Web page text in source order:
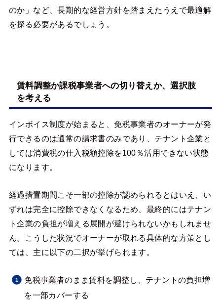
のか」など、長期的な経営方針を踏まえたうえで最適解
を探る必要があるでしょう。
賃料調整か課税事業者への切り替えか、選択肢
を考える
インボイス制度が始まると、免税事業者のオーナーが発
行できるのは通常の請求書のみであり、テナント企業と
しては消費税の仕入税額控除を100％活用できない状態
になります。
経過措置期間こそ一部の控除が認められるとはいえ、い
ずれは完全に控除できなくなるため、最終的にはテナン
ト企業の負担が増える展開が避けられないかもしれませ
ん。こうした状況でオーナーが取れる具体的な方策とし
ては、主に以下の二択が挙げられます。
免税事業者のまま賃料を調整し、テナントの負担増
を一部カバーする